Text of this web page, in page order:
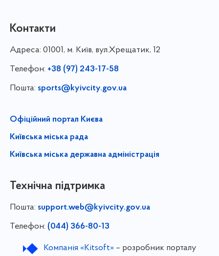
Контакти
Адреса: 01001, м. Київ, вул.Хрещатик, 12
Телефон: +38 (97) 243-17-58
Пошта: sports@kyivcity.gov.ua
Офіційний портал Києва
Київська міська рада
Київська міська державна адміністрація
Технічна підтримка
Пошта: support.web@kyivcity.gov.ua
Телефон: (044) 366-80-13
Компанія «Kitsoft»– розробник порталу